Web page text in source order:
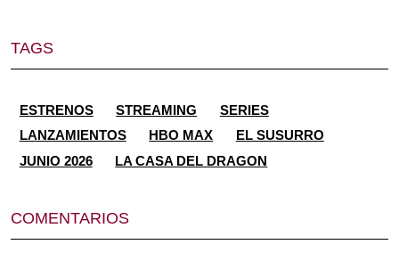
TAGS
ESTRENOS STREAMING
SERIES
LANZAMIENTOS
HBO MAX
EL SUSURRO
JUNIO 2026
LA CASA DEL DRAGON
COMENTARIOS